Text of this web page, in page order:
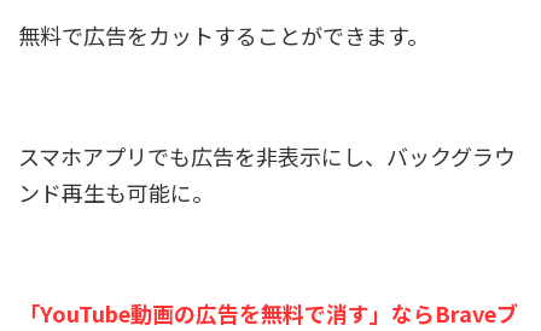
無料で広告をカットすることができます。
スマホアプリでも広告を非表示にし、バックグラウ
ンド再生も可能に。
「YouTube動画の広告を無料で消す」ならBraveブ